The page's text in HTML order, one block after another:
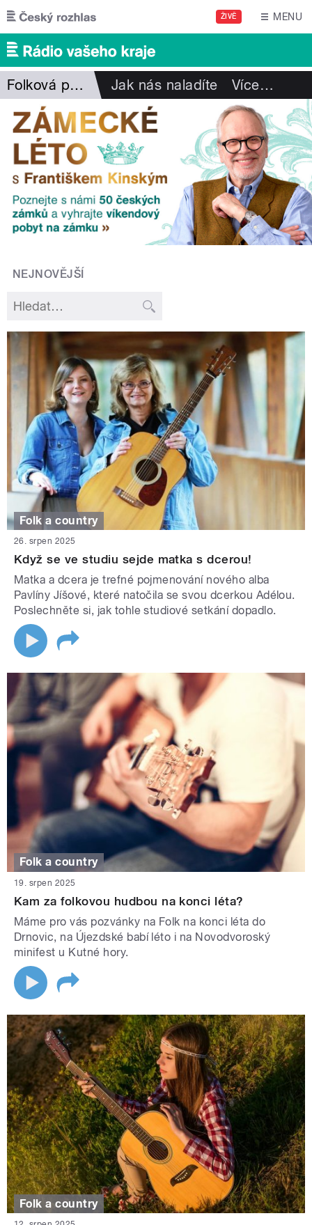
Přejít k hlavnímu obsahu
ŽIVĚ MENU
Folková pohlazení Jak nás naladíte Více…
NEJNOVĚJŠÍ
Folk a country
26. srpen 2025
Když se ve studiu sejde matka s dcerou!
Matka a dcera je trefné pojmenování nového alba
Pavlíny Jíšové, které natočila se svou dcerkou Adélou.
Poslechněte si, jak tohle studiové setkání dopadlo.
Folk a country
19. srpen 2025
Kam za folkovou hudbou na konci léta?
Máme pro vás pozvánky na Folk na konci léta do
Drnovic, na Újezdské babí léto i na Novodvoroský
minifest u Kutné hory.
Folk a country